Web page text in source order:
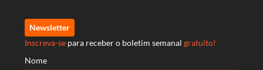
Newsletter
Inscreva-se para receber o boletim semanal gratuito!
Nome